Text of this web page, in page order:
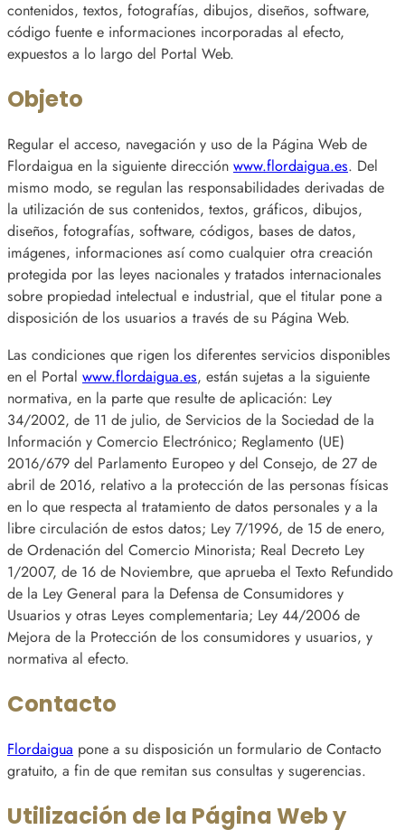
contenidos, textos, fotografías, dibujos, diseños, software,
código fuente e informaciones incorporadas al efecto,
expuestos a lo largo del Portal Web.
Objeto
Regular el acceso, navegación y uso de la Página Web de
Flordaigua en la siguiente dirección www.flordaigua.es. Del
mismo modo, se regulan las responsabilidades derivadas de
la utilización de sus contenidos, textos, gráficos, dibujos,
diseños, fotografías, software, códigos, bases de datos,
imágenes, informaciones así como cualquier otra creación
protegida por las leyes nacionales y tratados internacionales
sobre propiedad intelectual e industrial, que el titular pone a
disposición de los usuarios a través de su Página Web.
Las condiciones que rigen los diferentes servicios disponibles
en el Portal www.flordaigua.es, están sujetas a la siguiente
normativa, en la parte que resulte de aplicación: Ley
34/2002, de 11 de julio, de Servicios de la Sociedad de la
Información y Comercio Electrónico; Reglamento (UE)
2016/679 del Parlamento Europeo y del Consejo, de 27 de
abril de 2016, relativo a la protección de las personas físicas
en lo que respecta al tratamiento de datos personales y a la
libre circulación de estos datos; Ley 7/1996, de 15 de enero,
de Ordenación del Comercio Minorista; Real Decreto Ley
1/2007, de 16 de Noviembre, que aprueba el Texto Refundido
de la Ley General para la Defensa de Consumidores y
Usuarios y otras Leyes complementaria; Ley 44/2006 de
Mejora de la Protección de los consumidores y usuarios, y
normativa al efecto.
Contacto
Flordaigua pone a su disposición un formulario de Contacto
gratuito, a fin de que remitan sus consultas y sugerencias.
Utilización de la Página Web y